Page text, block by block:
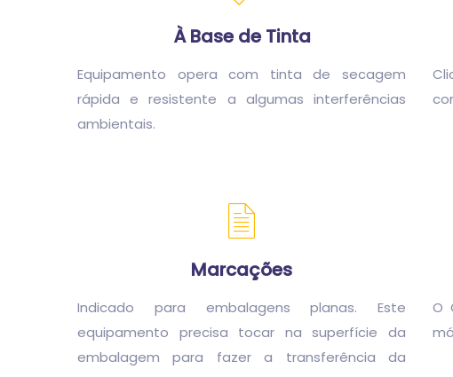
À Base de Tinta
Equipamento opera com tinta de secagem
rápida e resistente a algumas interferências
ambientais.
Marcações
Indicado para embalagens planas. Este
equipamento precisa tocar na superfície da
embalagem para fazer a transferência da
O